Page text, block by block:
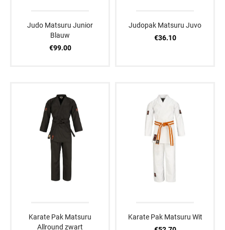
Judo Matsuru Junior
Blauw
€99.00
Judopak Matsuru Juvo
€36.10
Karate Pak Matsuru
Allround zwart
Karate Pak Matsuru Wit